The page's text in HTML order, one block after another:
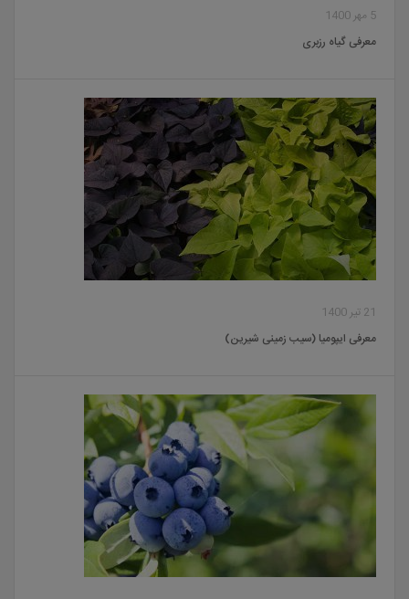
5 مهر 1400
معرفی گیاه رزبری
21 تیر 1400
معرفی ایپومیا (سیب زمینی شیرین)